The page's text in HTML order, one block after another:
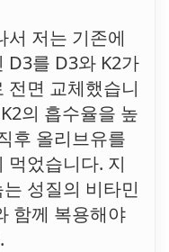
서 저는 기존에
D3를 D3와 K2가
전면 교체했습니
의 흡수율을 높
후 올리브유를
먹었습니다. 지
성질의 비타민
함께 복용해야